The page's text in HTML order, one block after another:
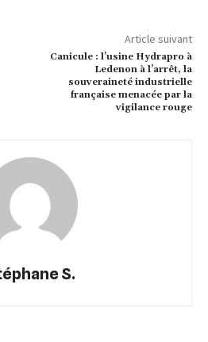
Article suivant
Canicule : l’usine Hydrapro à
Ledenon à l’arrêt, la
souveraineté industrielle
française menacée par la
vigilance rouge
S.